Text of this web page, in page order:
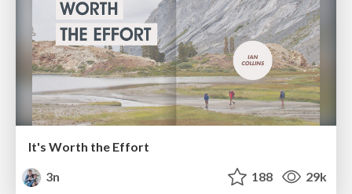
It's Worth the Effort
3n
188 29k